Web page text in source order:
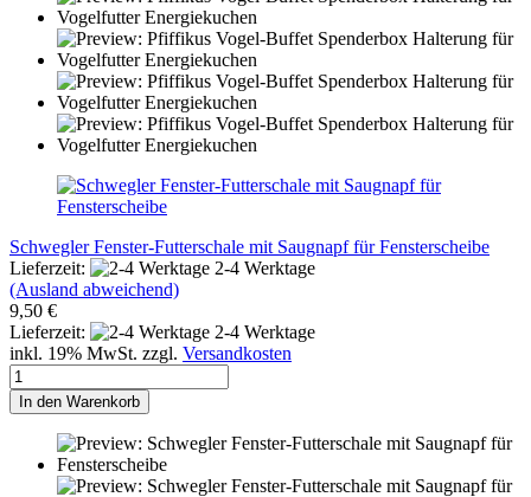
Schwegler Fenster-Futterschale mit Saugnapf für Fensterscheibe
Lieferzeit:
2-4 Werktage
(Ausland abweichend)
9,50 €
Lieferzeit:
2-4 Werktage
inkl. 19% MwSt. zzgl. Versandkosten
In den Warenkorb